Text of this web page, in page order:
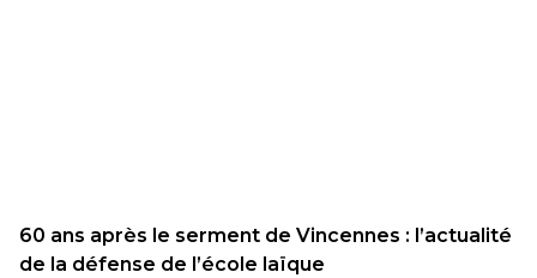
60 ans après le serment de Vincennes : l’actualité
de la défense de l’école laïque